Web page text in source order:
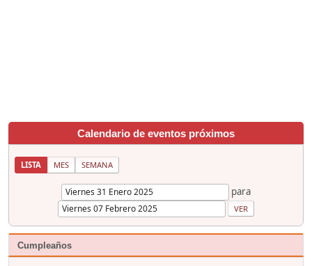
Calendario de eventos próximos
LISTA MES SEMANA
para
Cumpleaños